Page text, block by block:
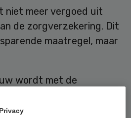
niet meer vergoed uit
de zorgverzekering. Dit
maatregel, maar
wordt met de
veel pijn aan in de